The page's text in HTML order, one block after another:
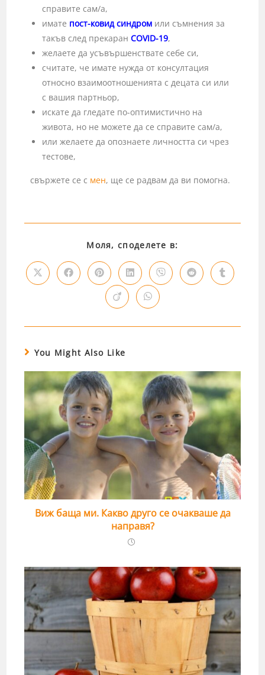
справите сам/а,
имате пост-ковид синдром или съмнения за
такъв след прекаранCOVID-19,
желаете да усъвършенствате себе си,
считате, че имате нужда от консултация
относно взаимоотношенията с децата си или
с вашия партньор,
искате да гледате по-оптимистично на
живота, но не можете да се справите сам/а,
или желаете да опознаете личността си чрез
тестове,
свържете се с мен, ще се радвам да ви помогна.
Моля, споделете в:
You Might Also Like
Виж баща ми. Какво друго се очакваше да
направя?